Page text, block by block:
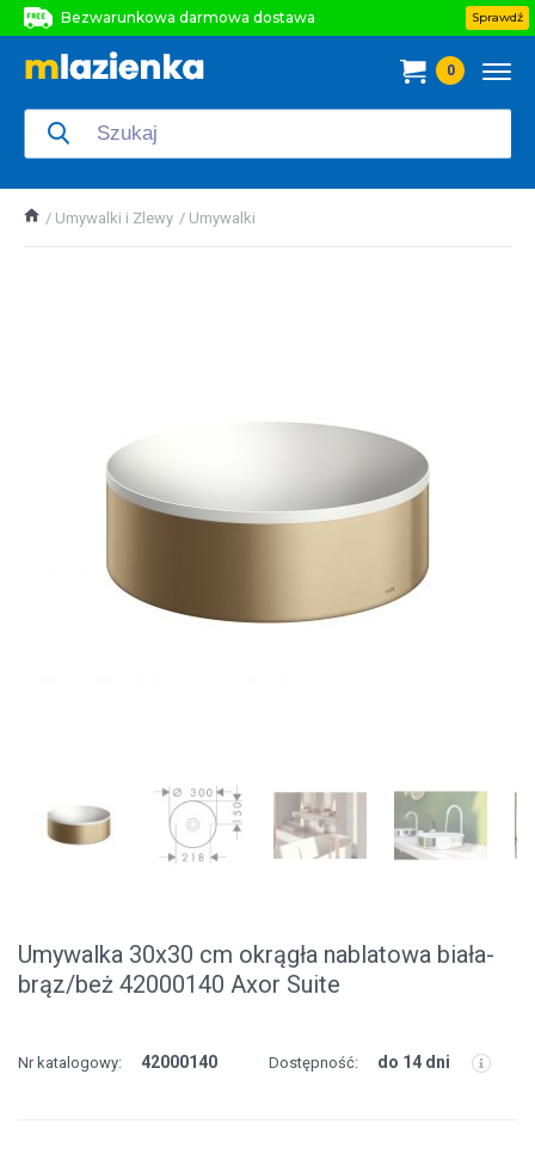
Bezwarunkowa darmowa dostawa
Bezwarunkowa darmowa dostawa
Sprawdź
0
Umywalki i Zlewy Umywalki
Umywalka 30x30 cm okrągła nablatowa biała-
brąz/beż 42000140 Axor Suite
Nr katalogowy: 42000140 Dostępność: do 14 dni